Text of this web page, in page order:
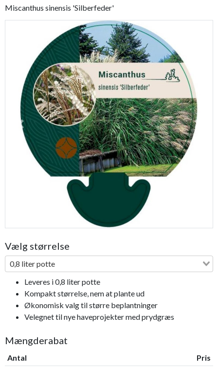
Miscanthus sinensis 'Silberfeder'
Previous
Vælg størrelse
0,8 liter potte
Leveres i 0,8 liter potte
Kompakt størrelse, nem at plante ud
Økonomisk valg til større beplantninger
Velegnet til nye haveprojekter med prydgræs
Mængderabat
Antal
Pris